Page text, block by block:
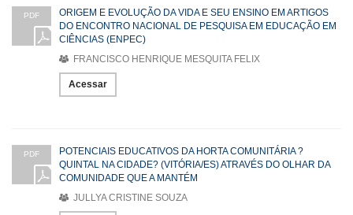
PDF
ORIGEM E EVOLUÇÃO DA VIDA E SEU ENSINO EM ARTIGOS
DO ENCONTRO NACIONAL DE PESQUISA EM EDUCAÇÃO EM
CIÊNCIAS (ENPEC)
FRANCISCO HENRIQUE MESQUITA FELIX
Acessar
PDF
POTENCIAIS EDUCATIVOS DA HORTA COMUNITÁRIA ?
QUINTAL NA CIDADE? (VITÓRIA/ES) ATRAVÉS DO OLHAR DA
COMUNIDADE QUE A MANTÉM
JULLYA CRISTINE SOUZA